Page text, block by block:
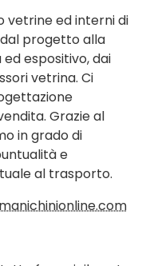
vetrine ed interni di
progetto alla
espositivo, dai
vetrina. Ci
Grazie al
in grado di
e
al trasporto.